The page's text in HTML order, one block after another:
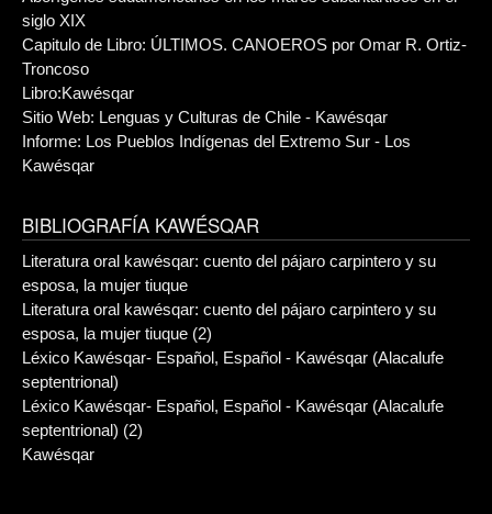
siglo XIX
Capitulo de Libro: ÚLTIMOS. CANOEROS por Omar R. Ortiz-
Troncoso
Libro:Kawésqar
Sitio Web: Lenguas y Culturas de Chile - Kawésqar
Informe: Los Pueblos Indígenas del Extremo Sur - Los
Kawésqar
BIBLIOGRAFÍA KAWÉSQAR
Literatura oral kawésqar: cuento del pájaro carpintero y su
esposa, la mujer tiuque
Literatura oral kawésqar: cuento del pájaro carpintero y su
esposa, la mujer tiuque (2)
Léxico Kawésqar- Español, Español - Kawésqar (Alacalufe
septentrional)
Léxico Kawésqar- Español, Español - Kawésqar (Alacalufe
septentrional) (2)
Kawésqar